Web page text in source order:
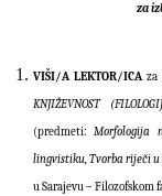
za
VIŠI/A LEKTOR/ICAza
KNJIŽEVNOST
(predmeti:Morfologija
lingvistiku, Tvorba riječi
u Sarajevu – Filozofskom